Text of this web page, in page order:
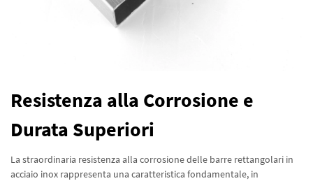
Resistenza alla Corrosione e
Durata Superiori
La straordinaria resistenza alla corrosione delle barre rettangolari in
acciaio inox rappresenta una caratteristica fondamentale, in